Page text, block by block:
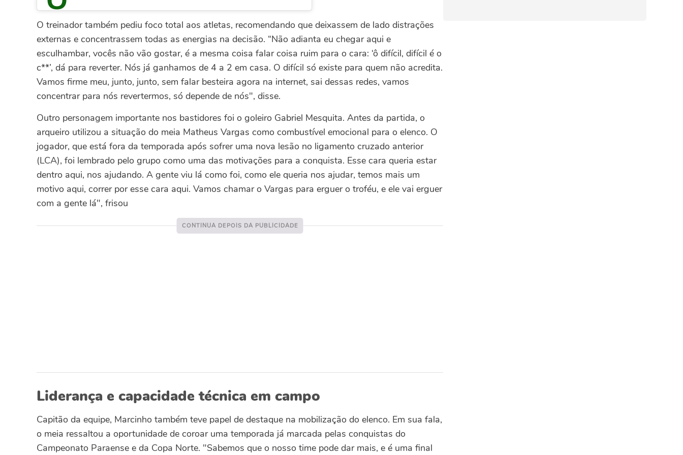
O treinador também pediu foco total aos atletas, recomendando que deixassem de lado distrações
externas e concentrassem todas as energias na decisão. “Não adianta eu chegar aqui e
esculhambar, vocês não vão gostar, é a mesma coisa falar coisa ruim para o cara: ‘ô difícil, difícil é o
c**’, dá para reverter. Nós já ganhamos de 4 a 2 em casa. O difícil só existe para quem não acredita.
Vamos firme meu, junto, junto, sem falar besteira agora na internet, sai dessas redes, vamos
concentrar para nós revertermos, só depende de nós", disse.
Outro personagem importante nos bastidores foi o goleiro Gabriel Mesquita. Antes da partida, o
arqueiro utilizou a situação do meia Matheus Vargas como combustível emocional para o elenco. O
jogador, que está fora da temporada após sofrer uma nova lesão no ligamento cruzado anterior
(LCA), foi lembrado pelo grupo como uma das motivações para a conquista. Esse cara queria estar
dentro aqui, nos ajudando. A gente viu lá como foi, como ele queria nos ajudar, temos mais um
motivo aqui, correr por esse cara aqui. Vamos chamar o Vargas para erguer o troféu, e ele vai erguer
com a gente lá", frisou
Liderança e capacidade técnica em campo
Capitão da equipe, Marcinho também teve papel de destaque na mobilização do elenco. Em sua fala,
o meia ressaltou a oportunidade de coroar uma temporada já marcada pelas conquistas do
Campeonato Paraense e da Copa Norte. "Sabemos que o nosso time pode dar mais, e é uma final